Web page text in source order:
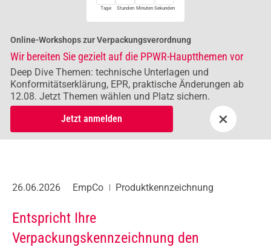
Tage Stunden Minuten Sekunden
Online-Workshops zur Verpackungsverordnung
Wir bereiten Sie gezielt auf die PPWR-Hauptthemen vor
Deep Dive Themen: technische Unterlagen und
Konformitätserklärung, EPR, praktische Änderungen ab
12.08. Jetzt Themen wählen und Platz sichern.
Jetzt anmelden
×
26.06.2026 EmpCo Produktkennzeichnung
Entspricht Ihre
Verpackungskennzeichnung den